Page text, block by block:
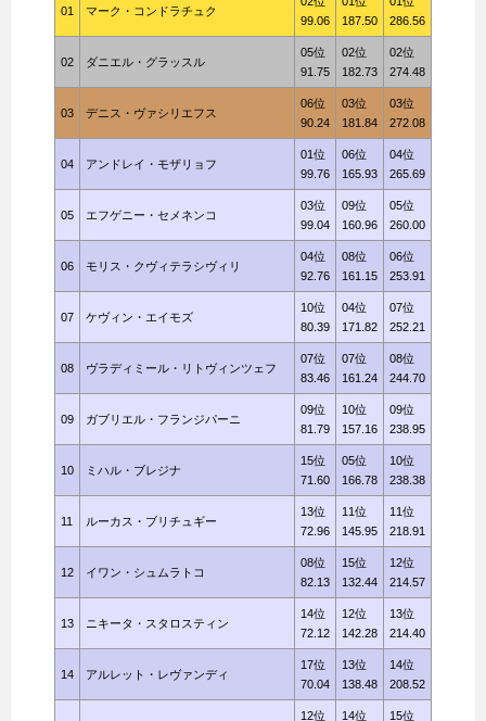
01 マーク・コンドラチュク
99.06
187.50
286.56
02 ダニエル・グラッスル
05位
91.75
02位
182.73
02位
274.48
03 デニス・ヴァシリエフス
06位
90.24
03位
181.84
03位
272.08
04 アンドレイ・モザリョフ
01位
99.76
06位
165.93
04位
265.69
05 エフゲニー・セメネンコ
03位
99.04
09位
160.96
05位
260.00
06 モリス・クヴィテラシヴィリ
04位
92.76
08位
161.15
06位
253.91
07 ケヴィン・エイモズ
10位
80.39
04位
171.82
07位
252.21
08 ヴラディミール・リトヴィンツェフ
07位
83.46
07位
161.24
08位
244.70
09 ガブリエル・フランジパーニ
09位
81.79
10位
157.16
09位
238.95
10 ミハル・ブレジナ
15位
71.60
05位
166.78
10位
238.38
11 ルーカス・ブリチュギー
13位
72.96
11位
145.95
11位
218.91
12 イワン・シュムラトコ
08位
82.13
15位
132.44
12位
214.57
13 ニキータ・スタロスティン
14位
72.12
12位
142.28
13位
214.40
14 アルレット・レヴァンディ
17位
70.04
13位
138.48
14位
208.52
12位 14位 15位